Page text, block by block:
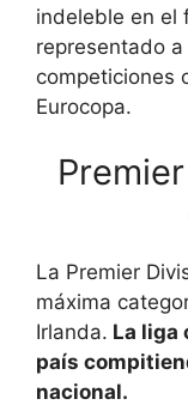
indeleble en el
representado
competiciones
Eurocopa.
La Premier
máxima
Irlanda. La liga
país
nacional.